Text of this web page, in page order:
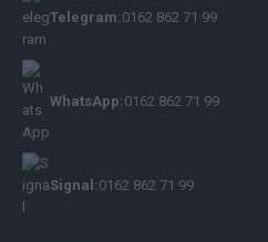
Telegram:0162 862 71 99
WhatsApp:0162 862 71 99
Signal:0162 862 71 99